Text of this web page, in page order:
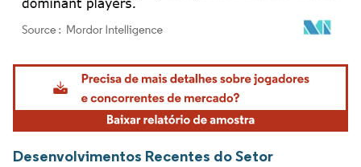
Imagem © Mordor Intelligence. O reuso requer atribuição conforme CC BY 4.0.
Desenvolvimentos Recentes do Setor